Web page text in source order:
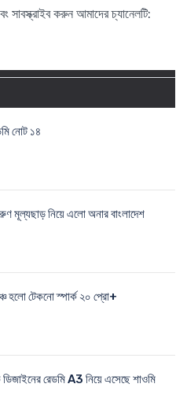
করুন আমাদের চ্যানেলটি:
নোট ১৪
মূল্যছাড় নিয়ে এলো অনার বাংলাদেশ
হলো টেকনো স্পার্ক ২০ প্রো+
ডিজাইনের রেডমি A3 নিয়ে এসেছে শাওমি